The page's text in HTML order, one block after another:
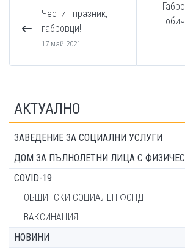
Честит празник,
габровци!
17 май 2021
АКТУАЛНО
ЗАВЕДЕНИЕ ЗА СОЦИАЛНИ УСЛУГИ
ДОМ ЗА ПЪЛНОЛЕТНИ ЛИЦА С
COVID-19
ОБЩИНСКИ СОЦИАЛЕН ФОНД
ВАКСИНАЦИЯ
НОВИНИ